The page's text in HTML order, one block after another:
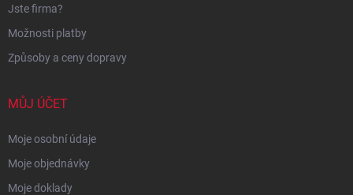
Jste firma?
Možnosti platby
Způsoby a ceny dopravy
MŮJ ÚČET
Moje osobní údaje
Moje objednávky
Moje doklady